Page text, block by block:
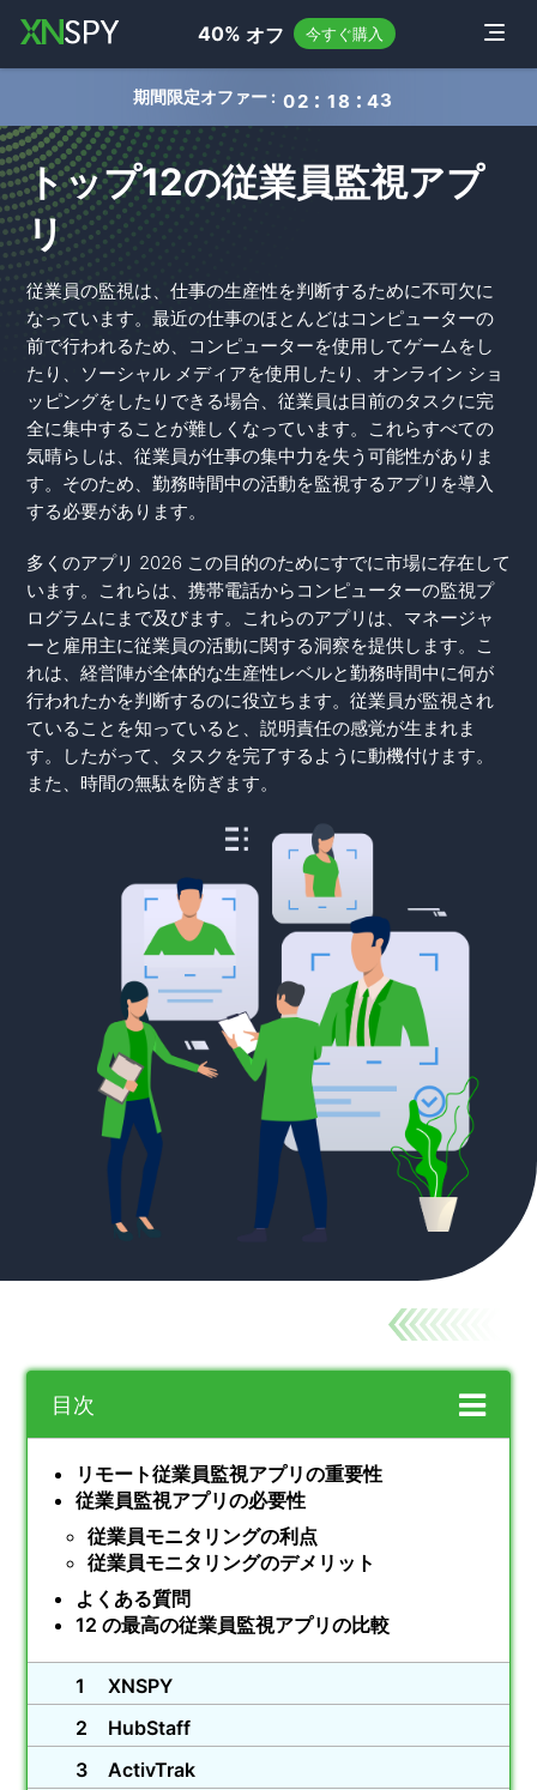
Toggle
40% オフ 今すぐ購入
期間限定オファー : 0 2 18 42
トップ12の従業員監視アプ
リ
従業員の監視は、仕事の生産性を判断するために不可欠に
なっています。最近の仕事のほとんどはコンピューターの
前で行われるため、コンピューターを使用してゲームをし
たり、ソーシャル メディアを使用したり、オンライン ショ
ッピングをしたりできる場合、従業員は目前のタスクに完
全に集中することが難しくなっています。これらすべての
気晴らしは、従業員が仕事の集中力を失う可能性がありま
す。そのため、勤務時間中の活動を監視するアプリを導入
する必要があります。
多くのアプリ 2026 この目的のためにすでに市場に存在して
います。これらは、携帯電話からコンピューターの監視プ
ログラムにまで及びます。これらのアプリは、マネージャ
ーと雇用主に従業員の活動に関する洞察を提供します。こ
れは、経営陣が全体的な生産性レベルと勤務時間中に何が
行われたかを判断するのに役立ちます。従業員が監視され
ていることを知っていると、説明責任の感覚が生まれま
す。したがって、タスクを完了するように動機付けます。
また、時間の無駄を防ぎます。
目次
リモート従業員監視アプリの重要性
従業員監視アプリの必要性
従業員モニタリングの利点
従業員モニタリングのデメリット
よくある質問
12 の最高の従業員監視アプリの比較
XNSPY
HubStaff
ActivTrak